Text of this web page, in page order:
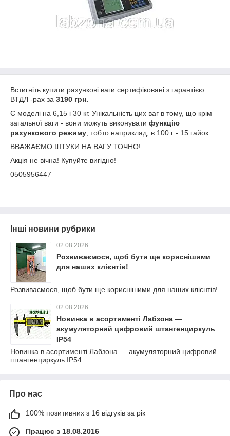
Встигніть купити рахункові ваги сертифіковані з гарантією
ВТДЛ -рах за 3190 грн.
Є моделі на 6,15 і 30 кг. Унікальність цих ваг в тому, що крім
загальної ваги - вони можуть виконувати функцію
рахункового режиму , тобто наприклад, в 100 г - 15 гайок.
ВВАЖАЄМО ШТУКИ НА ВАГУ ТОЧНО!
Акція не вічна! Купуйте вигідно!
0505956447
Інші новини рубрики
02.08.2026
Розвиваємося, щоб бути ще кориснішими
для наших клієнтів!
Розвиваємося, щоб бути ще кориснішими для наших клієнтів!
02.08.2026
Новинка в асортименті Лабзона —
акумуляторний цифровий штангенциркуль
IP54
Новинка в асортименті Лабзона — акумуляторний цифровий
штангенциркуль IP54
Про нас
100% позитивних з 16 відгуків за рік
Працює з 18.08.2016